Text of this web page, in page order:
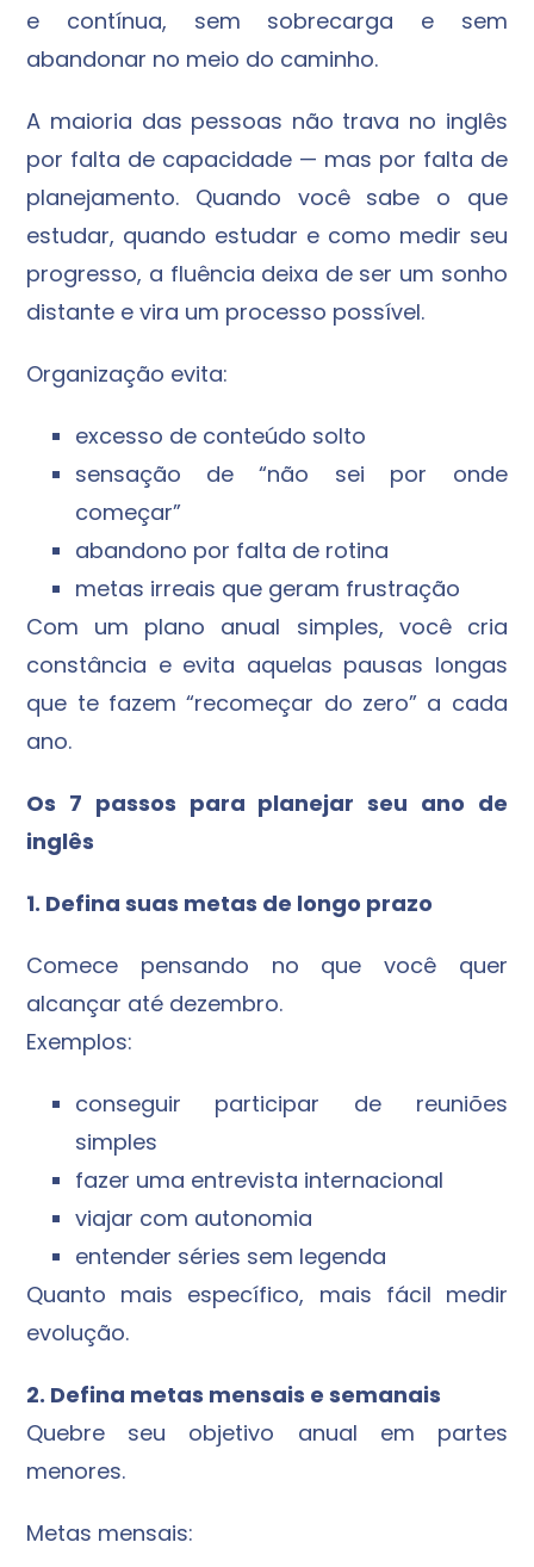
e contínua, sem sobrecarga e sem
abandonar no meio do caminho.
A maioria das pessoas não trava no inglês
por falta de capacidade — mas por falta de
planejamento. Quando você sabe o que
estudar, quando estudar e como medir seu
progresso, a fluência deixa de ser um sonho
distante e vira um processo possível.
Organização evita:
excesso de conteúdo solto
sensação de “não sei por onde
começar”
abandono por falta de rotina
metas irreais que geram frustração
Com um plano anual simples, você cria
constância e evita aquelas pausas longas
que te fazem “recomeçar do zero” a cada
ano.
Os 7 passos para planejar seu ano de
inglês
1. Defina suas metas de longo prazo
Comece pensando no que você quer
alcançar até dezembro.
Exemplos:
conseguir participar de reuniões
simples
fazer uma entrevista internacional
viajar com autonomia
entender séries sem legenda
Quanto mais específico, mais fácil medir
evolução.
2. Defina metas mensais e semanais
Quebre seu objetivo anual em partes
menores.
Metas mensais: